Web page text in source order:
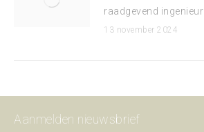
raadgevend ingenieur
13 november 2024
Aanmelden nieuwsbrief